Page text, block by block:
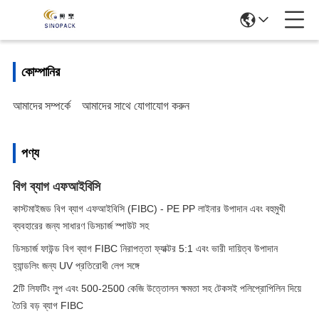
কোম্পানির
আমাদের সম্পর্কে আমাদের সাথে যোগাযোগ করুন
পণ্য
বিগ ব্যাগ এফআইবিসি
কাস্টমাইজড বিগ ব্যাগ এফআইবিসি (FIBC) - PE PP লাইনার উপাদান এবং বহুমুখী
ব্যবহারের জন্য সাধারণ ডিসচার্জ স্পাউট সহ
ডিসচার্জ ফাউন্ড বিগ ব্যাগ FIBC নিরাপত্তা ফ্যাক্টর 5:1 এবং ভারী দায়িত্ব উপাদান
হ্যান্ডলিং জন্য UV প্রতিরোধী লেপ সঙ্গে
2টি লিফটিং লুপ এবং 500-2500 কেজি উত্তোলন ক্ষমতা সহ টেকসই পলিপ্রোপিলিন দিয়ে
তৈরি বড় ব্যাগ FIBC